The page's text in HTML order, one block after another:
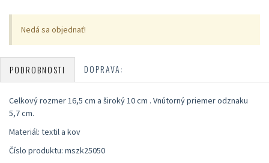
Nedá sa objednať!
PODROBNOSTI DOPRAVA:
Celkový rozmer 16,5 cm a široký 10 cm . Vnútorný priemer odznaku
5,7 cm.
Materiál: textil a kov
Číslo produktu: mszk25050